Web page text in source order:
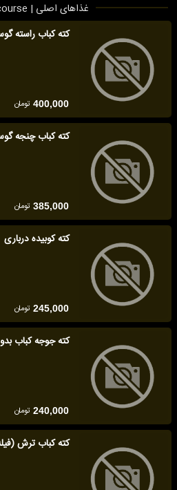
غذاهای اصلی | main course
کته کباب راسته
400,000 تومان
کته کباب چنجه
385,000 تومان
کته کوبیده درباری
245,000 تومان
کته جوجه کباب
240,000 تومان
کته کباب ترش